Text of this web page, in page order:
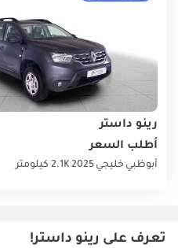
رينو داستر
أطلب السعر
أبوظبي خليجي 20252.1K كيلومتر
تعرف على رينو داستر!